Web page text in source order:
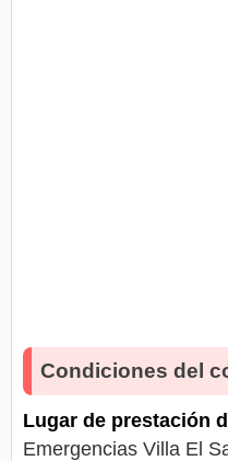
Condiciones del
Lugar de prestación
Emergencias Villa El